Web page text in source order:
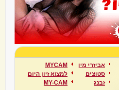
אביזרי מין
סטוצים
זבנג
MYCAM
למצוא זיון היום
MY-CAM